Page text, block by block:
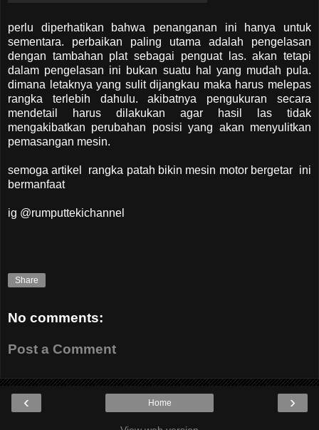
perlu diperhatikan bahwa penanganan ini hanya untuk
sementara. perbaikan paling utama adalah pengelasan
dengan tambahan plat sebagai penguat las. akan tetapi
dalam pengelasan ini bukan suatu hal yang mudah pula.
dimana letaknya yang sulit dijangkau maka harus melepas
rangka terlebih dahulu. akibatnya pengukuran secara
mendetail harus dilakukan agar hasil las tidak
mengakibatkan perubahan posisi yang akan menyulitkan
pemasangan mesin.
semoga artikel rangka patah bikin mesin motor bergetar ini
bermanfaat
ig @rumputtekichannel
Share
No comments:
Post a Comment
‹ ›
Home